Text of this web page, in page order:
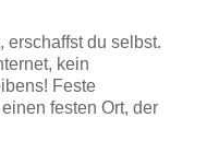
erschaffst du selbst.
kein
Feste
festen Ort, der